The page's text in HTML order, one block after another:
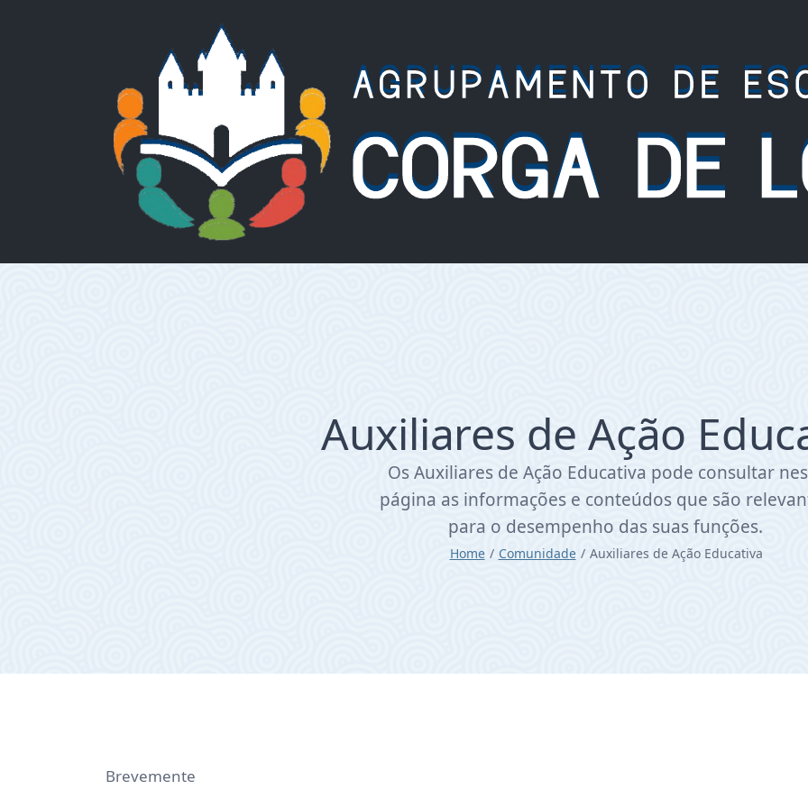
Auxiliares de Ação
Os Auxiliares de Ação Educativa pode consultar
página as informações e conteúdos que são
para o desempenho das suas funções.
Home / Comunidade / Auxiliares de Ação Educativa
Brevemente